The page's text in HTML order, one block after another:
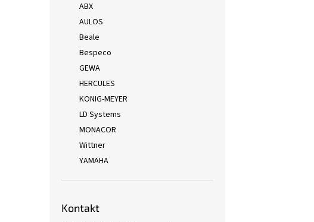
ABX
AULOS
Beale
Bespeco
GEWA
HERCULES
KONIG-MEYER
LD Systems
MONACOR
Wittner
YAMAHA
Kontakt